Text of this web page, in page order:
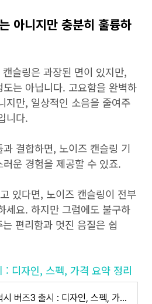
아니지만 충분히 훌륭하
슬링은 과장된 면이 있지만,
는 아닙니다. 고요함을 완벽하
지만, 일상적인 소음을 줄여주
니다.
결합하면, 노이즈 캔슬링 기
운 경험을 제공할 수 있죠.
있다면, 노이즈 캔슬링이 전부
세요. 하지만 그럼에도 불구하
편리함과 멋진 음질은 쉽
: 디자인, 스펙, 가격 요약 정리
삼성 갤럭시 버즈3 출시 : 디자인, 스펙, 가격 요약 정리